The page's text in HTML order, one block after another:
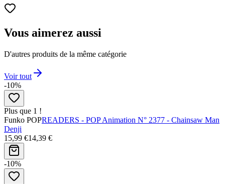
Vous aimerez aussi
D'autres produits de la même catégorie
Voir tout
-10%
Plus que 1 !
Funko POPREADERS - POP Animation N° 2377 - Chainsaw Man
Denji
15,99 €14,39 €
-10%